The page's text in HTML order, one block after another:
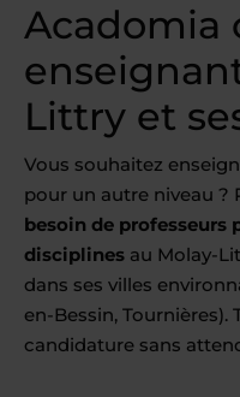
Acadomia
Littry et
Vous souhaitez
pour un autre niveau ?
besoin de professeurs
disciplines au Molay-
dans ses villes
en-Bessin,
candidature sans